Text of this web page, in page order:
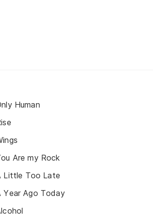
Human
Are my Rock
Little Too Late
Year Ago Today